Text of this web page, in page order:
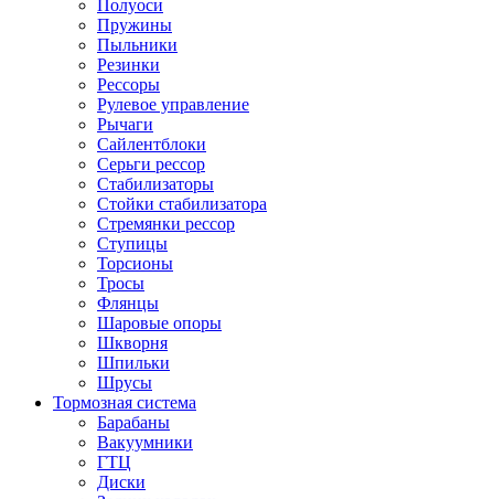
Полуоси
Пружины
Пыльники
Резинки
Рессоры
Рулевое управление
Рычаги
Сайлентблоки
Серьги рессор
Стабилизаторы
Стойки стабилизатора
Стремянки рессор
Ступицы
Торсионы
Тросы
Флянцы
Шаровые опоры
Шкворня
Шпильки
Шрусы
Тормозная система
Барабаны
Вакуумники
ГТЦ
Диски